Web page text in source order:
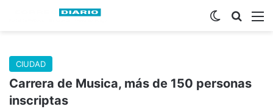
Buscar
Switch skin
CIUDAD
Carrera de Musica, más de 150 personas
inscriptas